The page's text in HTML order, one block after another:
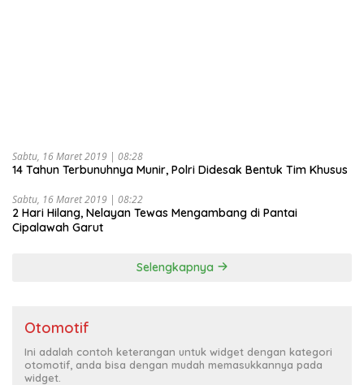
Sabtu, 16 Maret 2019 | 08:28
14 Tahun Terbunuhnya Munir, Polri Didesak Bentuk Tim Khusus
Sabtu, 16 Maret 2019 | 08:22
2 Hari Hilang, Nelayan Tewas Mengambang di Pantai
Cipalawah Garut
Selengkapnya
Otomotif
Ini adalah contoh keterangan untuk widget dengan kategori
otomotif, anda bisa dengan mudah memasukkannya pada
widget.